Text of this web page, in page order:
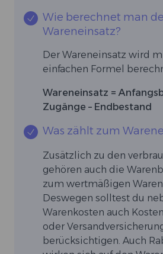
Wie berechnet man
Wareneinsatz?
Der Wareneinsatz wird
einfachen Formel
Wareneinsatz =
Zugänge – Endbestand
Was zählt zum
Zusätzlich zu den
gehören auch die
zum wertmäßigen
Deswegen solltest du
Warenkosten auch
oder
berücksichtigen. Auch